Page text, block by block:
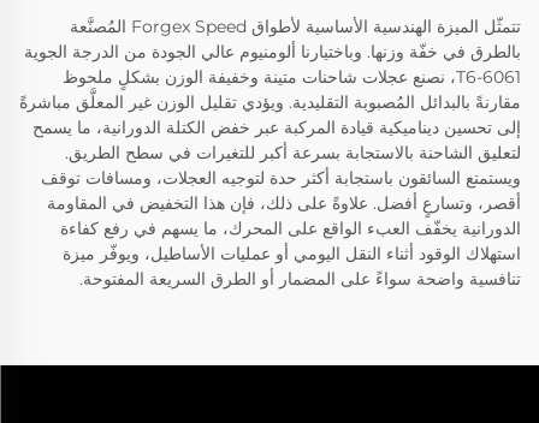
تتمثّل الميزة الهندسية الأساسية لأطواق Forgex Speed المُصنَّعة
بالطرق في خفّة وزنها. وباختيارنا ألومنيوم عالي الجودة من الدرجة الجوية
6061-T6، نصنع عجلات شاحنات متينة وخفيفة الوزن بشكلٍ ملحوظ
مقارنةً بالبدائل المُصبوبة التقليدية. ويؤدي تقليل الوزن غير المعلَّق مباشرةً
إلى تحسين ديناميكية قيادة المركبة عبر خفض الكتلة الدورانية، ما يسمح
لتعليق الشاحنة بالاستجابة بسرعة أكبر للتغيرات في سطح الطريق.
ويستمتع السائقون باستجابة أكثر حدة لتوجيه العجلات، ومسافات توقف
أقصر، وتسارعٍ أفضل. علاوةً على ذلك، فإن هذا التخفيض في المقاومة
الدورانية يخفّف العبء الواقع على المحرك، ما يسهم في رفع كفاءة
استهلاك الوقود أثناء النقل اليومي أو عمليات الأساطيل، ويوفّر ميزة
تنافسية واضحة سواءً على المضمار أو الطرق السريعة المفتوحة.